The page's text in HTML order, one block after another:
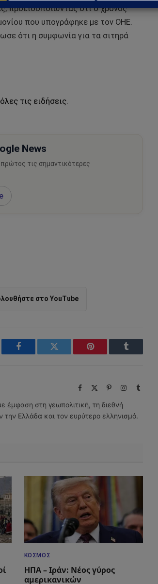
προειδοποιώντας ότι ο χρόνος
που υπογράφηκε με τον ΟΗΕ.
ότι η συμφωνία για τα σιτηρά
τις ειδήσεις.
News
τις σημαντικότερες
στο YouTube
Facebook Twitter Pinterest Tumblr
Facebook PinterestInstagram
Tumblr
έμφαση στη γεωπολιτική, τη διεθνή
την Ελλάδα και τον ευρύτερο ελληνισμό.
ΚΌΣΜΟΣ
ΗΠΑ – Ιράν: Νέος γύρος
αμερικανικών